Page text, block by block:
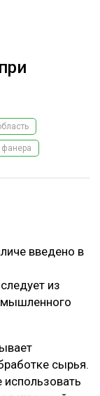
фанера
введено в
из
сырья.
использовать